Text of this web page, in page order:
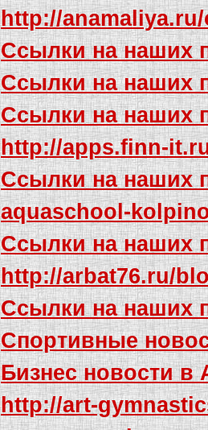
http://
Ссылки на наших
Ссылки на наших
Ссылки на наших
http://apps.finn-
Ссылки на наших
aquaschool-
Ссылки на наших
http://arbat76.ru/
Ссылки на наших
Спортивные
Бизнес новости в
http://art-